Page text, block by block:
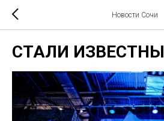
Новости Сочи
СТАЛИ ИЗВЕСТНЫ